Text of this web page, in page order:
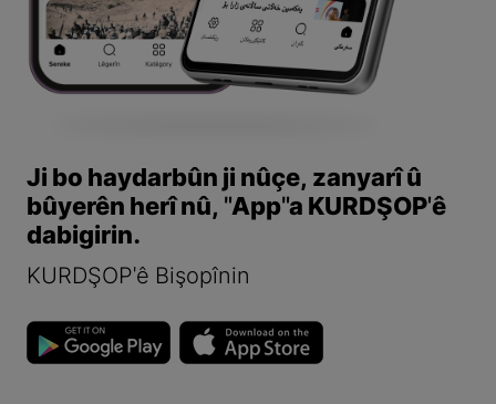
Ji bo haydarbûn ji nûçe, zanyarî û
bûyerên herî nû, "App"a KURDŞOP'ê
dabigirin.
KURDŞOP'ê Bişopînin